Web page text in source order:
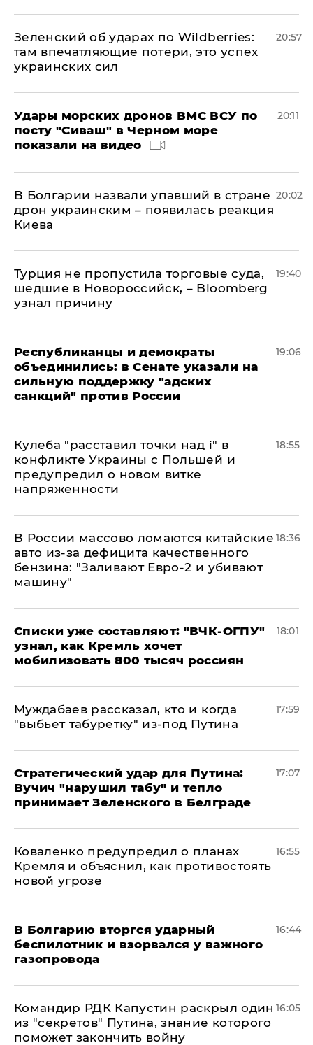
Зеленский об ударах по Wildberries:
там впечатляющие потери, это успех
украинских сил
20:57
Удары морских дронов ВМС ВСУ по
посту "Сиваш" в Черном море
показали на видео
20:11
В Болгарии назвали упавший в стране
дрон украинским – появилась реакция
Киева
20:02
Турция не пропустила торговые суда,
шедшие в Новороссийск, – Bloomberg
узнал причину
19:40
Республиканцы и демократы
объединились: в Сенате указали на
сильную поддержку "адских
санкций" против России
19:06
Кулеба "расставил точки над і" в
конфликте Украины с Польшей и
предупредил о новом витке
напряженности
18:55
В России массово ломаются китайские
авто из-за дефицита качественного
бензина: "Заливают Евро-2 и убивают
машину"
18:36
Списки уже составляют: "ВЧК-ОГПУ"
узнал, как Кремль хочет
мобилизовать 800 тысяч россиян
18:01
Муждабаев рассказал, кто и когда
"выбьет табуретку" из-под Путина
17:59
Стратегический удар для Путина:
Вучич "нарушил табу" и тепло
принимает Зеленского в Белграде
17:07
Коваленко предупредил о планах
Кремля и объяснил, как противостоять
новой угрозе
16:55
В Болгарию вторгся ударный
беспилотник и взорвался у важного
газопровода
16:44
Командир РДК Капустин раскрыл один
из "секретов" Путина, знание которого
поможет закончить войну
16:05